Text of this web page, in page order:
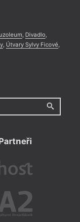
, Divadlo,
, Útvary Sylvy Ficové,